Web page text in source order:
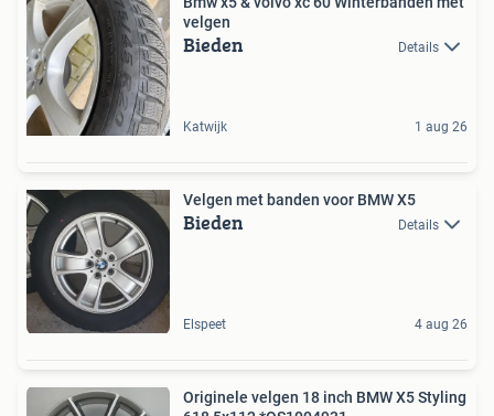
velgen
Bieden Details
Katwijk 1 aug 26
Velgen met banden voor BMW X5
Bieden Details
Elspeet 4 aug 26
Originele velgen 18 inch BMW X5 Styling